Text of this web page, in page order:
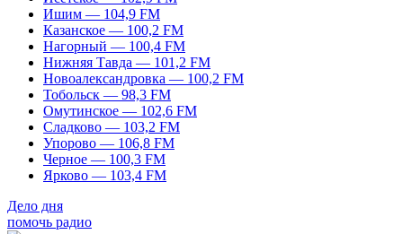
Ишим — 104,9 FM
Казанское — 100,2 FM
Нагорный — 100,4 FM
Нижняя Тавда — 101,2 FM
Новоалександровка — 100,2 FM
Тобольск — 98,3 FM
Омутинское — 102,6 FM
Сладково — 103,2 FM
Упорово — 106,8 FM
Черное — 100,3 FM
Ярково — 103,4 FM
Дело дня
помочь радио